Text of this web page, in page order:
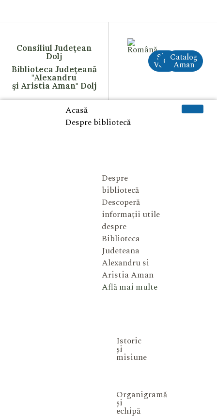
Consiliul Județean
Dolj
Biblioteca Județeană
"Alexandru
și Aristia Aman" Dolj
Site
VechiCreAI
Catalog
Aman
Acasă
Despre bibliotecă
Despre
bibliotecă
Descoperă
informații utile
despre
Biblioteca
Judeteana
Alexandru si
Aristia Aman
Află mai multe
Istoric
și
misiune
Organigramă
și
echipă